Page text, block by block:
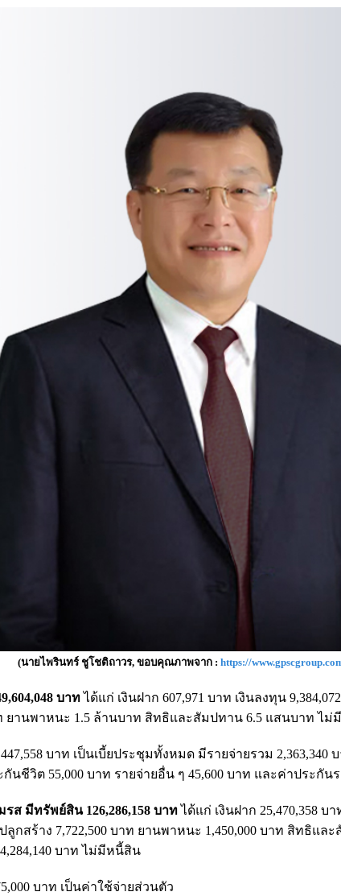
(นายไพรินทร์ ชูโชติถาวร, ขอบคุณภาพจาก : https://
บาทได้แก่ เงินฝาก 607,971 บาท เงินลงทุน
ท ยานพาหนะ 1.5 ล้านบาท สิทธิและสัมปทาน 6.5 แสนบาท ไ
บาท เป็นเบี้ยประชุมทั้งหมด มีรายจ่ายรวม 2,363,340
นชีวิต 55,000 บาท รายจ่ายอื่น ๆ 45,600 บาท และค่าประกัน
ส มีทรัพย์สิน 126,286,158 บาทได้แก่ เงินฝาก 25,470,358 บ
ปลูกสร้าง 7,722,500 บาท ยานพาหนะ 1,450,000 บาท สิทธิแ
บาท ไม่มีหนี้สิน
บาท เป็นค่าใช้จ่ายส่วนตัว